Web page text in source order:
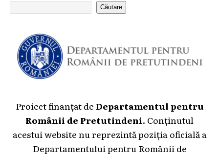
Căutare
Proiect finanțat deDepartamentul pentru
Românii de Pretutindeni. Conținutul
acestui website nu reprezintă poziția oficială a
Departamentului pentru Românii de